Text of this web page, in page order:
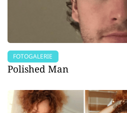
FOTOGALERIE
Polished Man